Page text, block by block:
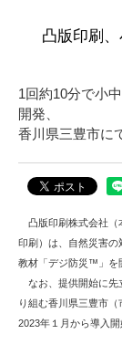
凸版印刷
1回約10分で小
開発、
香川県三豊市に
凸版印刷株式会社（
印刷）は、自然災害
教材「デジ防災™」を
なお、提供開始に先
り組む香川県三豊市
2023年１月から導入開